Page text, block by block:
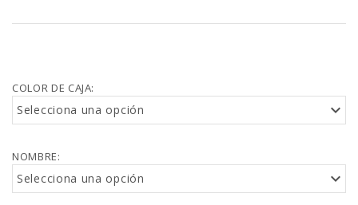
COLOR DE CAJA:
Selecciona una opción
NOMBRE:
Selecciona una opción